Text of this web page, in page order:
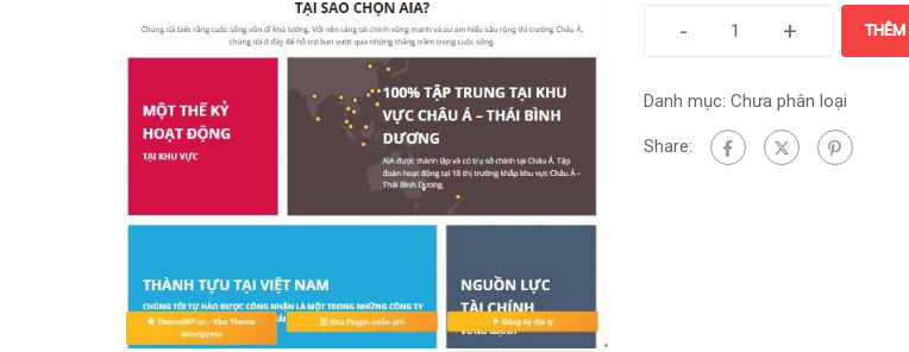
- + THÊM
Danh mục: Chưa phân loại
Share: